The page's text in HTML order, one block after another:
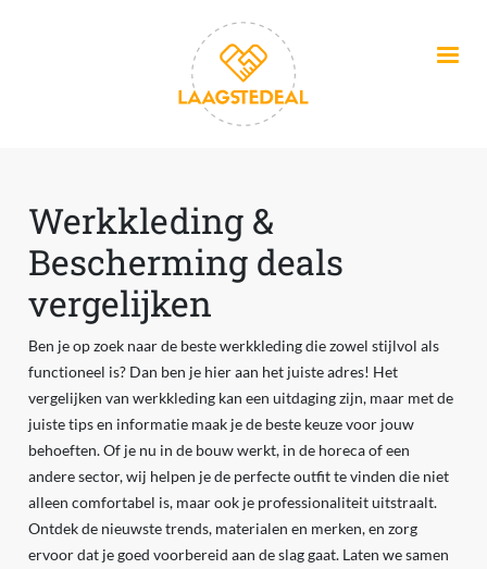
Werkkleding &
Bescherming deals
vergelijken
Ben je op zoek naar de beste werkkleding die zowel stijlvol als
functioneel is? Dan ben je hier aan het juiste adres! Het
vergelijken van werkkleding kan een uitdaging zijn, maar met de
juiste tips en informatie maak je de beste keuze voor jouw
behoeften. Of je nu in de bouw werkt, in de horeca of een
andere sector, wij helpen je de perfecte outfit te vinden die niet
alleen comfortabel is, maar ook je professionaliteit uitstraalt.
Ontdek de nieuwste trends, materialen en merken, en zorg
ervoor dat je goed voorbereid aan de slag gaat. Laten we samen